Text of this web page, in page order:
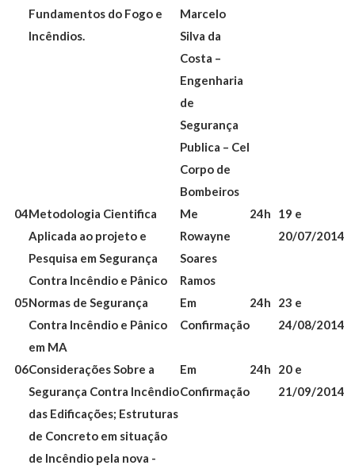
Fundamentos do Fogo e
Incêndios.
Marcelo
Silva da
Costa –
Engenharia
de
Segurança
Publica – Cel
Corpo de
Bombeiros
04Metodologia Cientifica
Aplicada ao projeto e
Pesquisa em Segurança
Contra Incêndio e Pânico
Me
Rowayne
Soares
Ramos
24h
19 e
20/07/2014
05Normas de Segurança
Contra Incêndio e Pânico
em MA
Em
Confirmação
24h
23 e
24/08/2014
06Considerações Sobre a
Segurança Contra Incêndio
das Edificações; Estruturas
de Concreto em situação
de Incêndio pela nova -
Em
Confirmação
24h
20 e
21/09/2014